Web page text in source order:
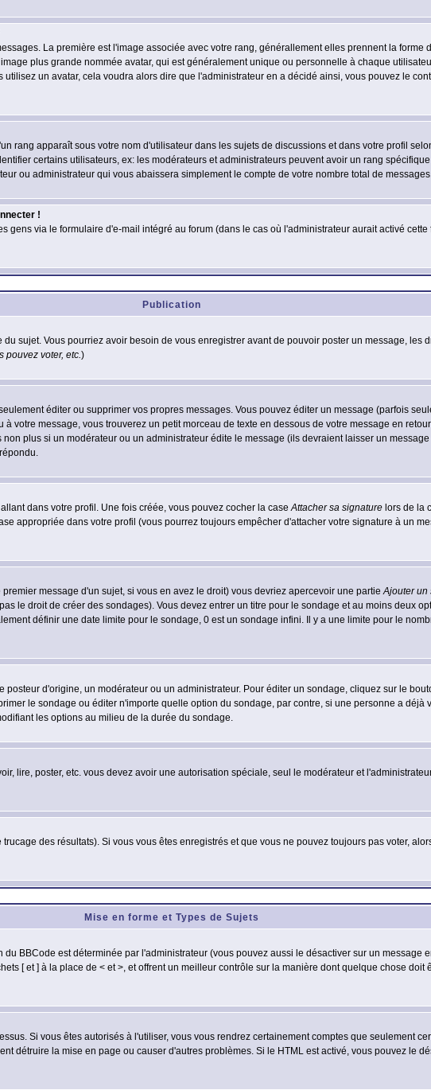
La première est l'image associée avec votre rang, générallement elles prennent la
plus grande nommée avatar, qui est généralement unique ou personnelle à chaque
un avatar, cela voudra alors dire que l'administrateur en a décidé ainsi, vous pouvez le
rang apparaît sous votre nom d'utilisateur dans les sujets de discussions et dans votre profil
certains utilisateurs, ex: les modérateurs et administrateurs peuvent avoir un rang
ou administrateur qui vous abaissera simplement le compte de votre nombre total de
!
gens via le formulaire d'e-mail intégré au forum (dans le cas où l'administrateur aurait activé
Publication
sujet. Vous pourriez avoir besoin de vous enregistrer avant de pouvoir poster un message, les
pouvez voter, etc.)
éditer ou supprimer vos propres messages. Vous pouvez éditer un message (parfois
votre message, vous trouverez un petit morceau de texte en dessous de votre message en
plus si un modérateur ou un administrateur édite le message (ils devraient laisser un
dans votre profil. Une fois créée, vous pouvez cocher la caseAttacher sa signature lors de la
appropriée dans votre profil (vous pourrez toujours empêcher d'attacher votre signature à un
message d'un sujet, si vous en avez le droit) vous devriez apercevoir une partieAjouter un
le droit de créer des sondages). Vous devez entrer un titre pour le sondage et au moins deux
définir une date limite pour le sondage, 0 est un sondage infini. Il y a une limite pour le
d'origine, un modérateur ou un administrateur. Pour éditer un sondage, cliquez sur le
le sondage ou éditer n'importe quelle option du sondage, par contre, si une personne a déjà
les options au milieu de la durée du sondage.
lire, poster, etc. vous devez avoir une autorisation spéciale, seul le modérateur et
des résultats). Si vous vous êtes enregistrés et que vous ne pouvez toujours pas voter,
Mise en forme et Types de Sujets
BBCode est déterminée par l'administrateur (vous pouvez aussi le désactiver sur un message
[ et ] à la place de < et >, et offrent un meilleur contrôle sur la manière dont quelque chose
Si vous êtes autorisés à l'utiliser, vous vous rendrez certainement comptes que seulement
détruire la mise en page ou causer d'autres problèmes. Si le HTML est activé, vous pouvez le